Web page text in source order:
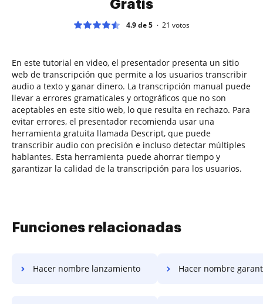
Gratis
4.9 de 5 21 votos
En este tutorial en video, el presentador presenta un sitio
web de transcripción que permite a los usuarios transcribir
audio a texto y ganar dinero. La transcripción manual puede
llevar a errores gramaticales y ortográficos que no son
aceptables en este sitio web, lo que resulta en rechazo. Para
evitar errores, el presentador recomienda usar una
herramienta gratuita llamada Descript, que puede
transcribir audio con precisión e incluso detectar múltiples
hablantes. Esta herramienta puede ahorrar tiempo y
garantizar la calidad de la transcripción para los usuarios.
Funciones relacionadas
Hacer nombre lanzamiento Hacer nombre